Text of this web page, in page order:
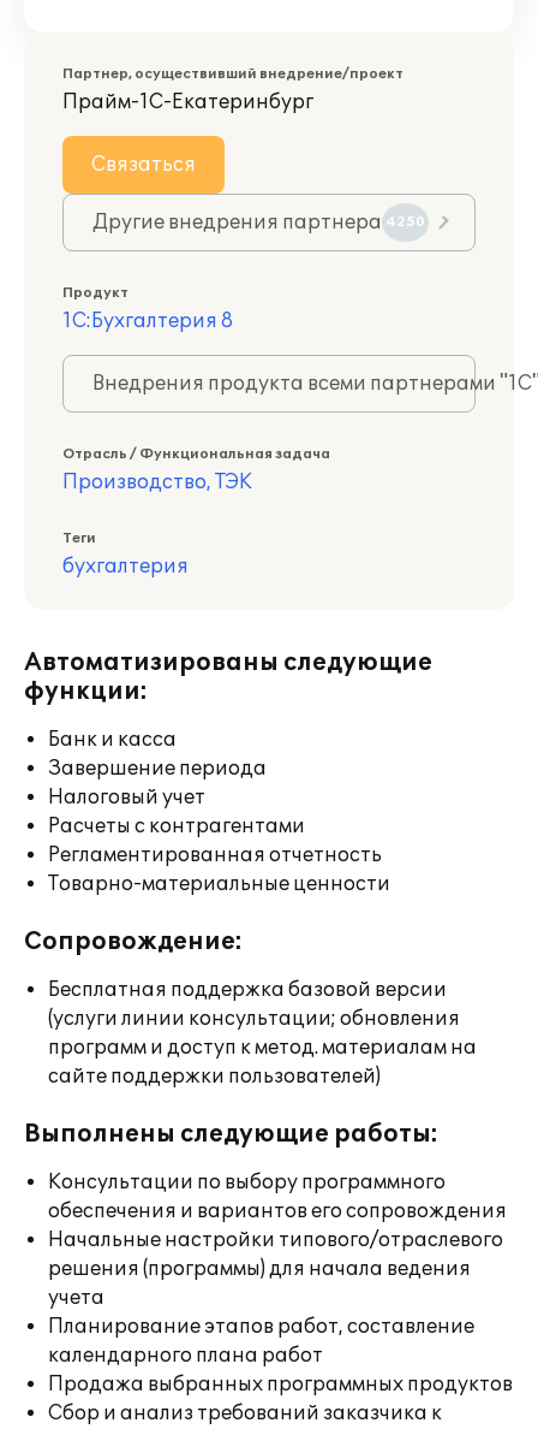
Партнер, осуществивший внедрение/проект
Прайм-1С-Екатеринбург
Связаться
Другие внедрения партнера 4250
Продукт
1С:Бухгалтерия 8
Внедрения продукта всеми партнерами
Отрасль / Функциональная задача
Производство, ТЭК
Теги
бухгалтерия
Автоматизированы следующие
функции:
Банк и касса
Завершение периода
Налоговый учет
Расчеты с контрагентами
Регламентированная отчетность
Товарно-материальные ценности
Сопровождение:
Бесплатная поддержка базовой версии
(услуги линии консультации; обновления
программ и доступ к метод. материалам на
сайте поддержки пользователей)
Выполнены следующие работы:
Консультации по выбору программного
обеспечения и вариантов его сопровождения
Начальные настройки типового/отраслевого
решения (программы) для начала ведения
учета
Планирование этапов работ, составление
календарного плана работ
Продажа выбранных программных продуктов
Сбор и анализ требований заказчика к